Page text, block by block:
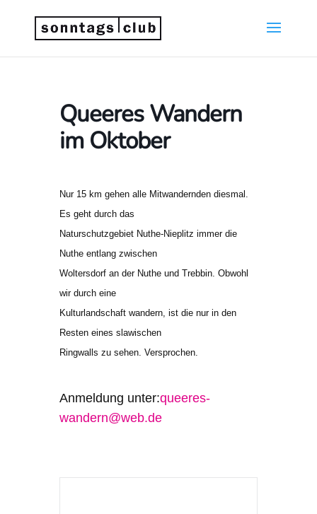
Queeres Wandern
im Oktober
Nur 15 km gehen alle Mitwandernden diesmal.
Es geht durch das
Naturschutzgebiet Nuthe-Nieplitz immer die
Nuthe entlang zwischen
Woltersdorf an der Nuthe und Trebbin. Obwohl
wir durch eine
Kulturlandschaft wandern, ist die nur in den
Resten eines slawischen
Ringwalls zu sehen. Versprochen.
Anmeldung unter:queeres-
wandern@web.de